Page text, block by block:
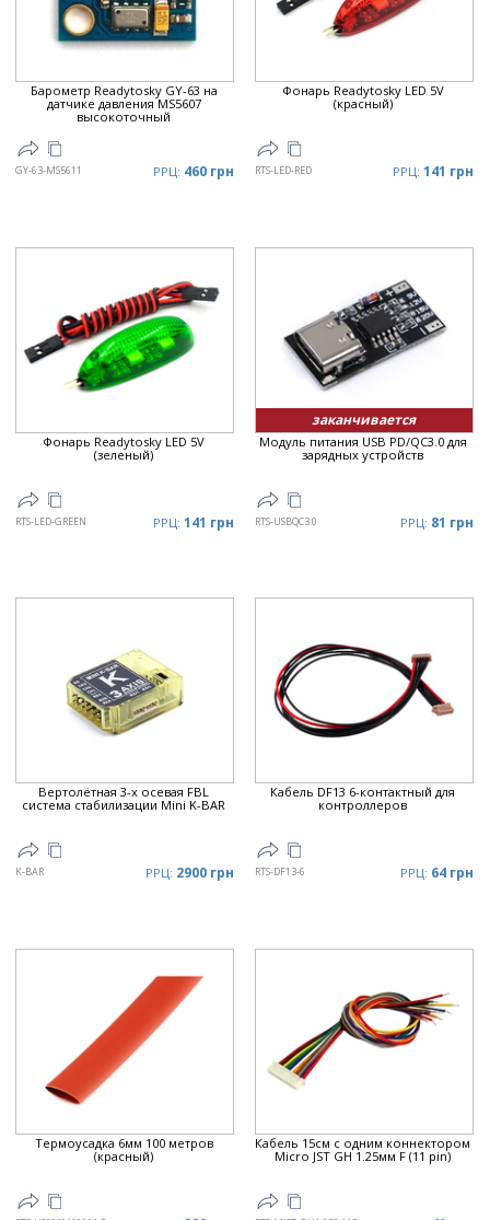
Цена ▼
Барометр Readytosky GY-63 на
датчике давления MS5607
высокоточный
GY-63-MS5611 РРЦ: 460 грн
Фонарь Readytosky LED 5V
(красный)
RTS-LED-RED РРЦ: 141 грн
Фонарь Readytosky LED 5V
(зеленый)
RTS-LED-GREEN РРЦ: 141 грн
заканчивается
Модуль питания USB PD/QC3.0 для
зарядных устройств
RTS-USBQC3.0 РРЦ: 81 грн
Вертолётная 3-х осевая FBL
система стабилизации Mini K-BAR
K-BAR РРЦ: 2900 грн
Кабель DF13 6-контактный для
контроллеров
RTS-DF13-6 РРЦ: 64 грн
Термоусадка 6мм 100 метров
(красный)
Кабель 15см с одним коннектором
Micro JST GH 1.25мм F (11 pin)